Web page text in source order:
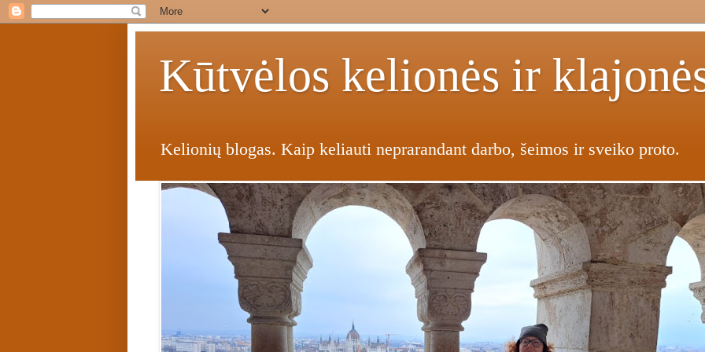
Kūtvėlos kelionės ir
Kelionių blogas. Kaip keliauti neprarandant darbo, šeimos ir sveiko proto.